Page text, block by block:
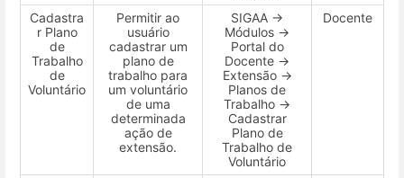
Cadastra
r Plano
de
Trabalho
de
Voluntário
Permitir ao
usuário
cadastrar um
plano de
trabalho para
um voluntário
de uma
determinada
ação de
extensão.
SIGAA →
Módulos →
Portal do
Docente →
Extensão →
Planos de
Trabalho →
Cadastrar
Plano de
Trabalho de
Voluntário
Docente